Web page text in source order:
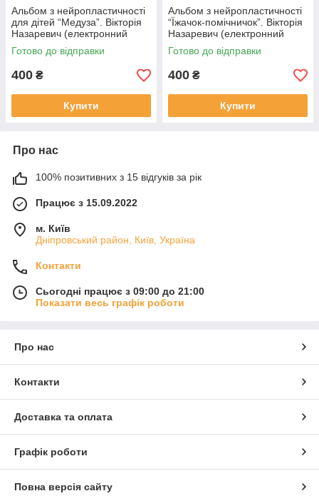
Альбом з нейропластичності
для дітей “Медуза”. Вікторія
Назаревич (електронний
формат)
Готово до відправки
400 ₴
Купити
Альбом з нейропластичності
“Їжачок-помічничок”. Вікторія
Назаревич (електронний
формат)
Готово до відправки
400 ₴
Купити
Про нас
100% позитивних з 15 відгуків за рік
Працює з 15.09.2022
м. Київ
Дніпровський район, Київ, Україна
Контакти
Сьогодні працює з 09:00 до 21:00
Показати весь графік роботи
Про нас
Контакти
Доставка та оплата
Графік роботи
Повна версія сайту